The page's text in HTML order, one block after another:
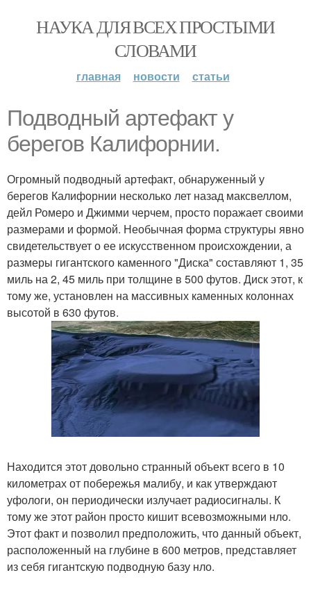
НАУКА ДЛЯ ВСЕХ ПРОСТЫМИ
СЛОВАМИ
главная новости статьи
Подводный артефакт у
берегов Калифорнии.
Огромный подводный артефакт, обнаруженный у
берегов Калифорнии несколько лет назад максвеллом,
дейл Ромеро и Джимми черчем, просто поражает своими
размерами и формой. Необычная форма структуры явно
свидетельствует о ее искусственном происхождении, а
размеры гигантского каменного "Диска" составляют 1, 35
миль на 2, 45 миль при толщине в 500 футов. Диск этот, к
тому же, установлен на массивных каменных колоннах
высотой в 630 футов.
Находится этот довольно странный объект всего в 10
километрах от побережья малибу, и как утверждают
уфологи, он периодически излучает радиосигналы. К
тому же этот район просто кишит всевозможными нло.
Этот факт и позволил предположить, что данный объект,
расположенный на глубине в 600 метров, представляет
из себя гигантскую подводную базу нло.